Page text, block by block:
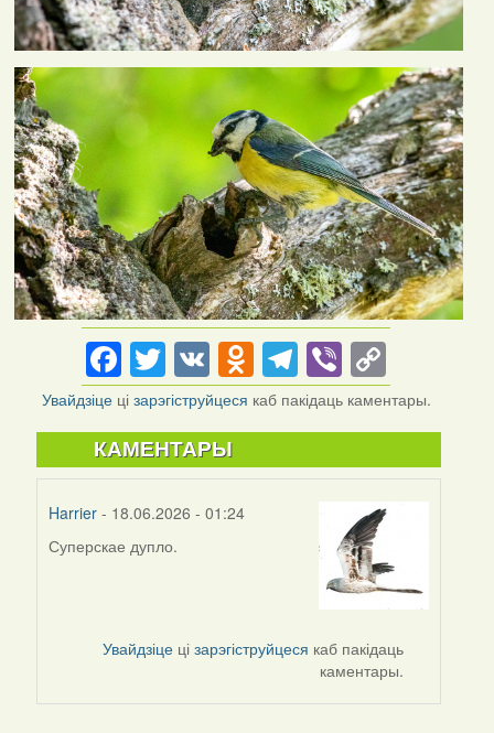
Facebook
Twitter
VKOdnoklassniki
Telegram
Viber
Link
Увайдзіце цізарэгіструйцеся каб пакідаць каментары.
КАМЕНТАРЫ
Harrier - 18.06.2026 - 01:24
Суперскае дупло.
Увайдзіце цізарэгіструйцеся каб пакідаць
каментары.